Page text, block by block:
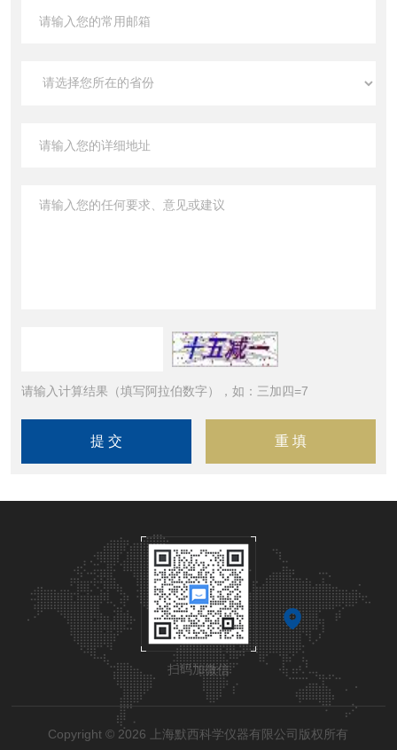
请输入计算结果（填写阿拉伯数字），如：三加四=7
扫码加微信
Copyright © 2026 上海默西科学仪器有限公司版权所有